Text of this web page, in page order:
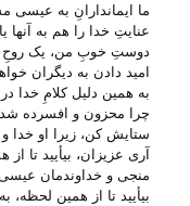
ما ایماندارانِ به عیسی
عنایتِ خدا را هم به آنها
دوستِ خوبِ من، یک روحِ
امید دادن به دیگران
چرا محزون و افسرده
ستایش کن، زیرا او خدا
آری عزیزان، بیأیید تا
منجی و خداوندمان
بیأیید تا از همین